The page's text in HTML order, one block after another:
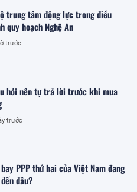
trung tâm động lực trong điều
quy hoạch Nghệ An
trước
hỏi nên tự trả lời trước khi mua
trước
PPP thứ hai của Việt Nam đang
đâu?